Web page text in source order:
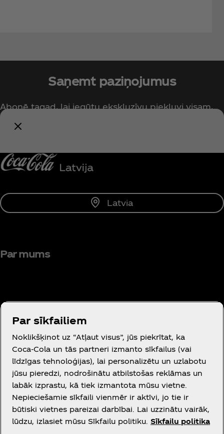
Saņemt paziņojumus
Abonē tagad, lai iegūtu ekskluzīvu piekļuvi visam,
kas saistīts ar Coca‑Cola!
Latvia
Par mums
Vajadzīga palīdzība?
Juridiskā informācija
Par sīkfailiem
Noklikšķinot uz “Atļaut visus”, jūs piekrītat, ka
Coca‑Cola un tās partneri izmanto sīkfailus (vai
līdzīgas tehnoloģijas), lai personalizētu un uzlabotu
jūsu pieredzi, nodrošinātu atbilstošas reklāmas un
labāk izprastu, kā tiek izmantota mūsu vietne.
Nepieciešamie sīkfaili vienmēr ir aktīvi, jo tie ir
būtiski vietnes pareizai darbībai. Lai uzzinātu vairāk,
lūdzu, izlasiet mūsu Sīkfailu politiku. Sīkfailu politika